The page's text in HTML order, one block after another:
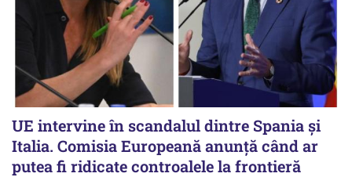
UE intervine în scandalul dintre Spania și
Italia. Comisia Europeană anunță când ar
putea fi ridicate controalele la frontieră